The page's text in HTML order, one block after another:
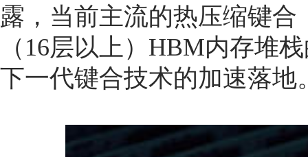
露，当前主流的热压缩键
（16层以上）HBM内存堆
下一代键合技术的加速落地